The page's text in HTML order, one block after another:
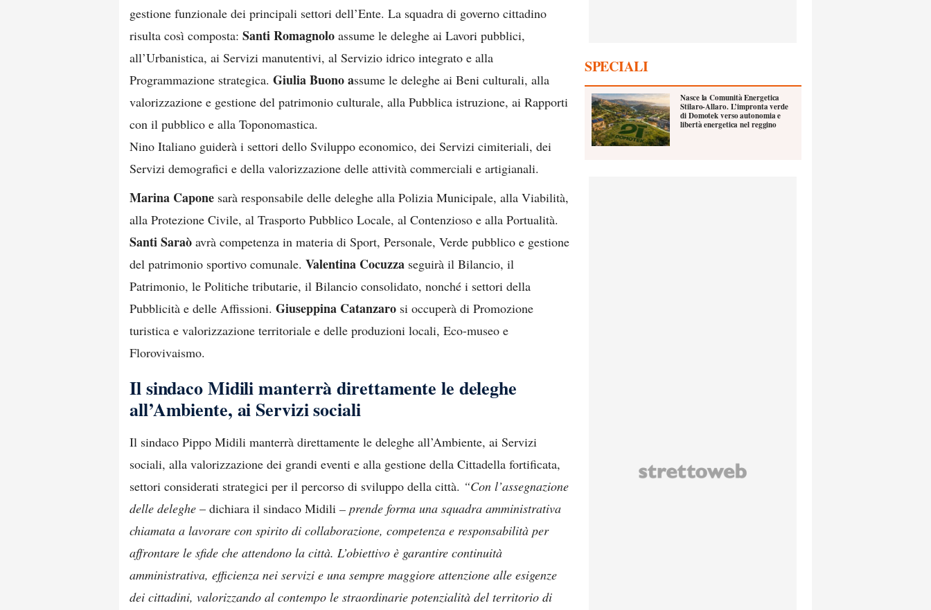
gestione funzionale dei principali settori dell’Ente. La squadra di governo cittadino
risulta così composta: Santi Romagnolo assume le deleghe ai Lavori pubblici,
all’Urbanistica, ai Servizi manutentivi, al Servizio idrico integrato e alla
Programmazione strategica. Giulia Buono assume le deleghe ai Beni culturali, alla
valorizzazione e gestione del patrimonio culturale, alla Pubblica istruzione, ai Rapporti
con il pubblico e alla Toponomastica.
Nino Italiano guiderà i settori dello Sviluppo economico, dei Servizi cimiteriali, dei
Servizi demografici e della valorizzazione delle attività commerciali e artigianali.
Marina Capone sarà responsabile delle deleghe alla Polizia Municipale, alla Viabilità,
alla Protezione Civile, al Trasporto Pubblico Locale, al Contenzioso e alla Portualità.
Santi Saraò avrà competenza in materia di Sport, Personale, Verde pubblico e gestione
del patrimonio sportivo comunale. Valentina Cocuzza seguirà il Bilancio, il
Patrimonio, le Politiche tributarie, il Bilancio consolidato, nonché i settori della
Pubblicità e delle Affissioni. Giuseppina Catanzaro si occuperà di Promozione
turistica e valorizzazione territoriale e delle produzioni locali, Eco-museo e
Florovivaismo.
Il sindaco Midili manterrà direttamente le deleghe
all’Ambiente, ai Servizi sociali
Il sindaco Pippo Midili manterrà direttamente le deleghe all’Ambiente, ai Servizi
sociali, alla valorizzazione dei grandi eventi e alla gestione della Cittadella fortificata,
settori considerati strategici per il percorso di sviluppo della città. “Con l’assegnazione
delle deleghe – dichiara il sindaco Midili – prende forma una squadra amministrativa
chiamata a lavorare con spirito di collaborazione, competenza e responsabilità per
affrontare le sfide che attendono la città. L’obiettivo è garantire continuità
amministrativa, efficienza nei servizi e una sempre maggiore attenzione alle esigenze
dei cittadini, valorizzando al contempo le straordinarie potenzialità del territorio di
SPECIALI
Nasce la Comunità Energetica
Stilaro-Allaro. L’impronta verde
di Domotek verso autonomia e
libertà energetica nel reggino